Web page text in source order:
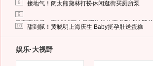
8 接地气！阔太熊黛林打扮休闲逛街买厕所泵
9
马蓉离婚后，砸1000万人民币给媒体要求删掉这照片
10 甜到腻！黄晓明上海庆生 Baby挺孕肚送蛋糕
娱乐·大视野